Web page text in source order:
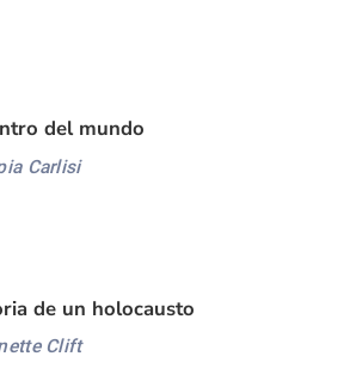
del mundo
Carlisi
de un holocausto
Clift